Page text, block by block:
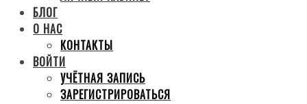
БЛОГ
О НАС
КОНТАКТЫ
ВОЙТИ
УЧЁТНАЯ ЗАПИСЬ
ЗАРЕГИСТРИРОВАТЬСЯ